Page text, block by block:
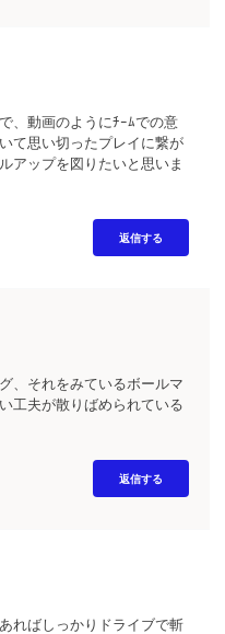
、動画のようにﾁｰﾑでの意
て思い切ったプレイに繋が
アップを図りたいと思いま
返信する
、それをみているボールマ
工夫が散りばめられている
返信する
ればしっかりドライブで斬